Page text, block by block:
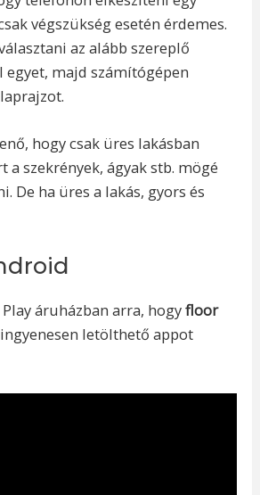
végszükség esetén érdemes.
az alább szereplő
majd számítógépen
hogy csak üres lakásban
a szekrények, ágyak stb. mögé
De ha üres a lakás, gyors és
Play áruházban arra, hogyfloor
letölthető appot